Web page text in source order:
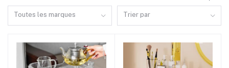
Toutes les marques Trier par